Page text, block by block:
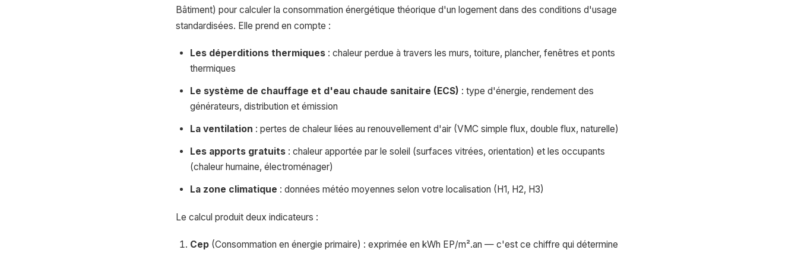
Bâtiment) pour calculer la consommation énergétique théorique d'un logement dans des conditions d'usage
standardisées. Elle prend en compte :
Les déperditions thermiques : chaleur perdue à travers les murs, toiture, plancher, fenêtres et ponts
thermiques
Le système de chauffage et d'eau chaude sanitaire (ECS) : type d'énergie, rendement des
générateurs, distribution et émission
La ventilation : pertes de chaleur liées au renouvellement d'air (VMC simple flux, double flux, naturelle)
Les apports gratuits : chaleur apportée par le soleil (surfaces vitrées, orientation) et les occupants
(chaleur humaine, électroménager)
La zone climatique : données météo moyennes selon votre localisation (H1, H2, H3)
Le calcul produit deux indicateurs :
Cep (Consommation en énergie primaire) : exprimée en kWh EP/m².an — c'est ce chiffre qui détermine